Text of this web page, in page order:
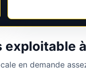
en demande